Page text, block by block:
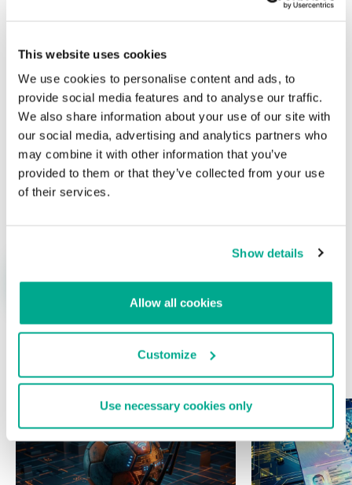
This website uses cookies
We use cookies to personalise content and ads, to
provide social media features and to analyse our traffic.
We also share information about your use of our site with
our social media, advertising and analytics partners who
may combine it with other information that you’ve
provided to them or that they’ve collected from your use
of their services.
Show details
Allow all cookies
Customize
Use necessary cookies only
Su dirección de correo electrónico no será publicada.
campos obligatorios están marcados con*
Nombre*
ÚLTIMAS PUBLICACIONES